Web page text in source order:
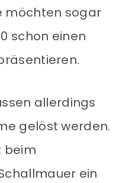
möchten sogar
schon einen
allerdings
gelöst werden.
beim
ein